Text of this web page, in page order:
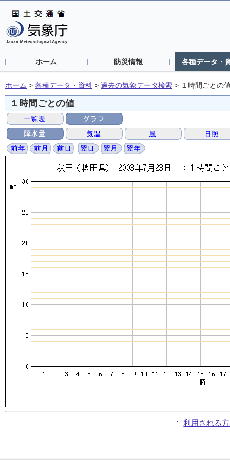
ホーム 防災情報 各種データ・
ホーム > 各種データ・資料 > 過去の気象データ検索 > １時間ごとの
１時間ごとの値
利用される